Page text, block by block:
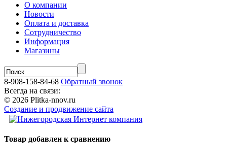
О компании
Новости
Оплата и доставка
Сотрудничество
Информация
Магазины
8-908-158-84-68 Обратный звонок
Всегда на связи:
© 2026 Plitka-nnov.ru
Создание и продвижение сайта
Товар добавлен к сравнению